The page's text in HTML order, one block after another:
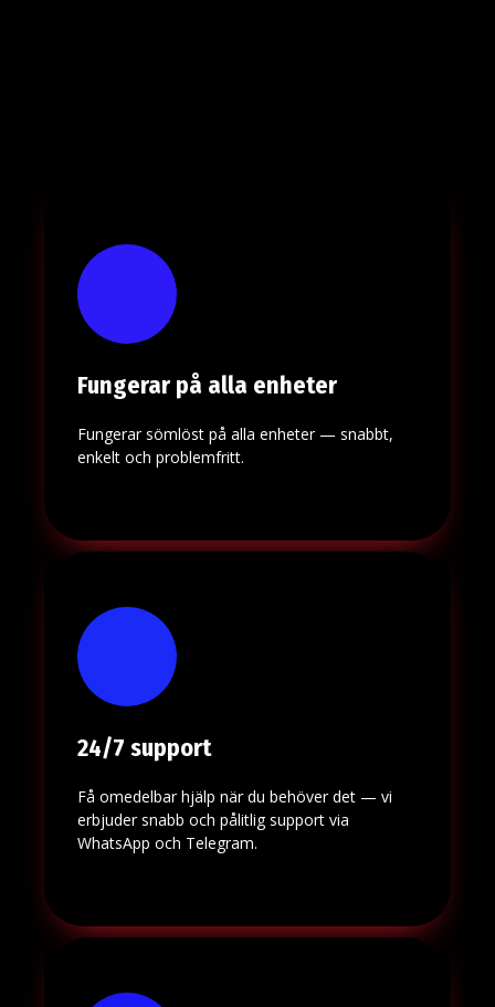
Fungerar på alla enheter
Fungerar sömlöst på alla enheter — snabbt,
enkelt och problemfritt.
24/7 support
Få omedelbar hjälp när du behöver det — vi
erbjuder snabb och pålitlig support via
WhatsApp och Telegram.